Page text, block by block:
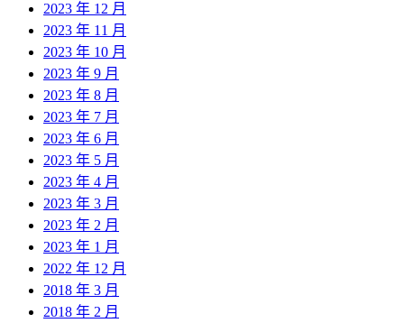
2023 年 12 月
2023 年 11 月
2023 年 10 月
2023 年 9 月
2023 年 8 月
2023 年 7 月
2023 年 6 月
2023 年 5 月
2023 年 4 月
2023 年 3 月
2023 年 2 月
2023 年 1 月
2022 年 12 月
2018 年 3 月
2018 年 2 月